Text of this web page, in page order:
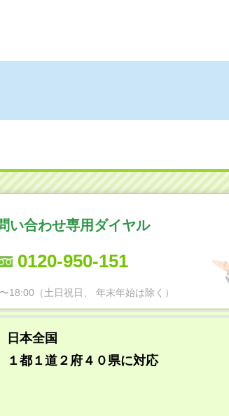
い合わせ専用ダイヤル
0120-950-151
18:00（土日祝日、 年末年始は除く）
日本全国
１都１道２府４０県に対応